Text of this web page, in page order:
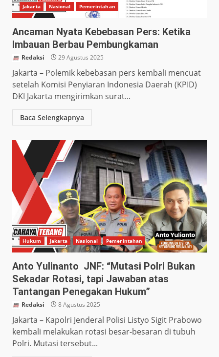
Jakarta Nasional Pemerintahan
Ancaman Nyata Kebebasan Pers: Ketika
Imbauan Berbau Pembungkaman
Redaksi 29 Agustus 2025
Jakarta – Polemik kebebasan pers kembali mencuat
setelah Komisi Penyiaran Indonesia Daerah (KPID)
DKI Jakarta mengirimkan surat...
Baca Selengkapnya
Hukum Jakarta Nasional Pemerintahan
Anto Yulinanto JNF: “Mutasi Polri Bukan
Sekadar Rotasi, tapi Jawaban atas
Tantangan Penegakan Hukum”
Redaksi 8 Agustus 2025
Jakarta – Kapolri Jenderal Polisi Listyo Sigit Prabowo
kembali melakukan rotasi besar-besaran di tubuh
Polri. Mutasi tersebut...